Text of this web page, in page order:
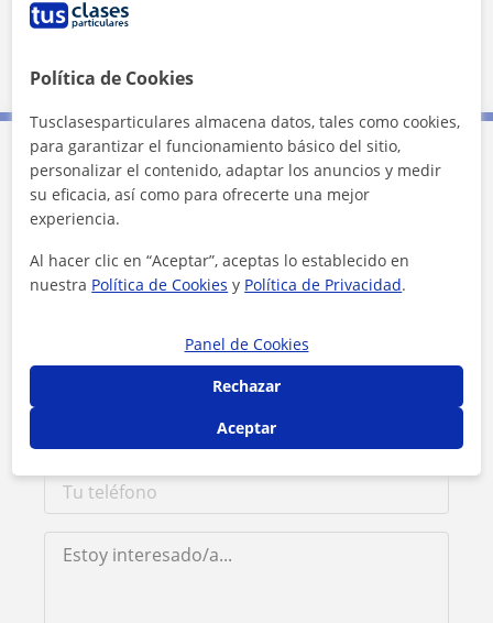
Contacta con Juana
1ª clase gratis
Política de Cookies
Tusclasesparticulares almacena datos, tales como cookies,
para garantizar el funcionamiento básico del sitio,
personalizar el contenido, adaptar los anuncios y medir
su eficacia, así como para ofrecerte una mejor
experiencia.
Al hacer clic en “Aceptar”, aceptas lo establecido en
nuestra Política de Cookies y Política de Privacidad.
Panel de Cookies
Rechazar
Aceptar